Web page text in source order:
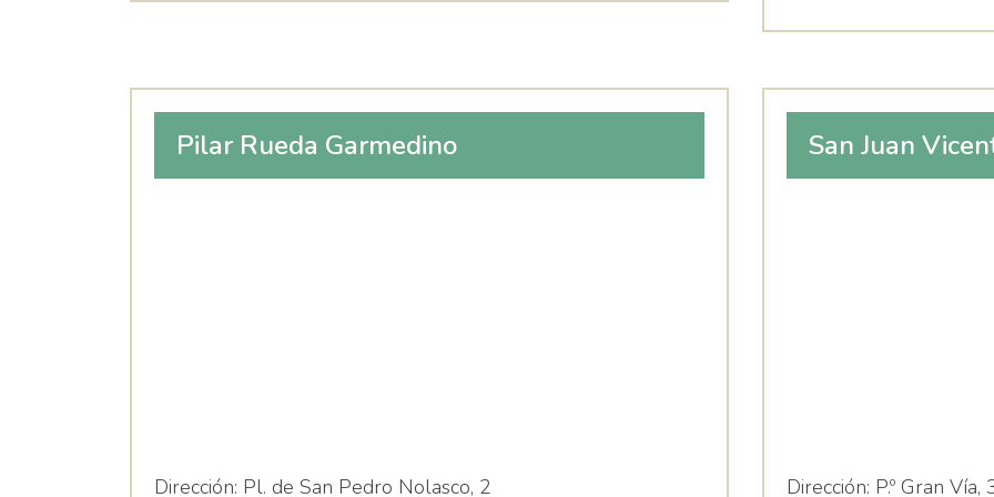
Pilar Rueda Garmedino
Dirección: Pl. de San Pedro Nolasco, 2
San Juan
Dirección: P.º Gran Vía,